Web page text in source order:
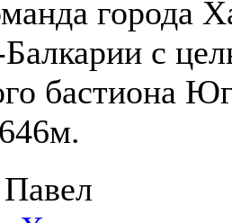
города
с
бастиона